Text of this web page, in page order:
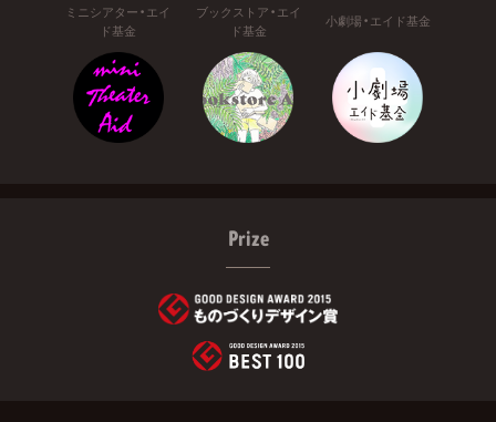
ミニシアター・エイ
ド基金
ブックストア・エイ
ド基金
小劇場・エイド基金
Prize